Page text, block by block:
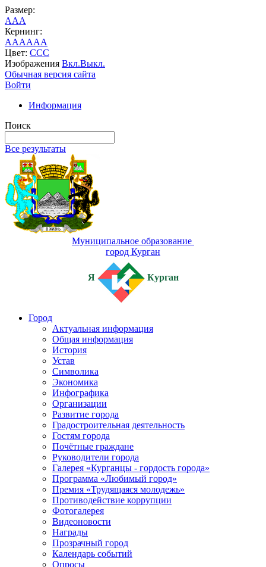
Размер:
AAA
Кернинг:
AAAAAA
Цвет: CCC
Изображения Вкл.Выкл.
Обычная версия сайта
Войти
Информация
Поиск
Все результаты
Муниципальное образование
город Курган
Я Курган
Город
Актуальная информация
Общая информация
История
Устав
Символика
Экономика
Инфографика
Организации
Развитие города
Градостроительная деятельность
Гостям города
Почётные граждане
Руководители города
Галерея «Курганцы - гордость города»
Программа «Любимый город»
Премия «Трудящаяся молодежь»
Противодействие коррупции
Фотогалерея
Видеоновости
Награды
Прозрачный город
Календарь событий
Опросы